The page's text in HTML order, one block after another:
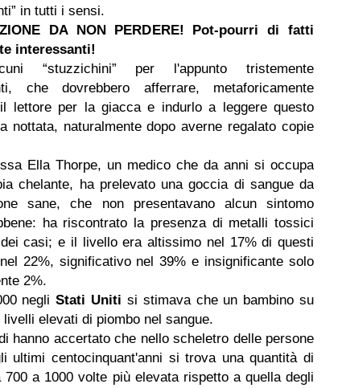
in tutti i sensi.
DA NON PERDERE! Pot-pourri di fatti
interessanti!
“stuzzichini” per l'appunto tristemente
che dovrebbero afferrare, metaforicamente
lettore per la giacca e indurlo a leggere questo
nottata, naturalmente dopo averne regalato copie
Ella Thorpe, un medico che da anni si occupa
chelante, ha prelevato una goccia di sangue da
sane, che non presentavano alcun sintomo
ha riscontrato la presenza di metalli tossici
casi; e il livello era altissimo nel 17% di questi
22%, significativo nel 39% e insignificante solo
2%.
negliStati Uniti si stimava che un bambino su
elevati di piombo nel sangue.
hanno accertato che nello scheletro delle persone
ultimi centocinquant'anni si trova una quantità di
700 a 1000 volte più elevata rispetto a quella degli